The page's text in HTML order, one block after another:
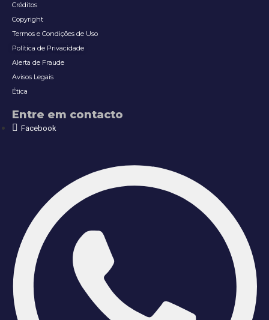
Créditos
Copyright
Termos e Condições de Uso
Política de Privacidade
Alerta de Fraude
Avisos Legais
Ética
Entre em contacto
Facebook